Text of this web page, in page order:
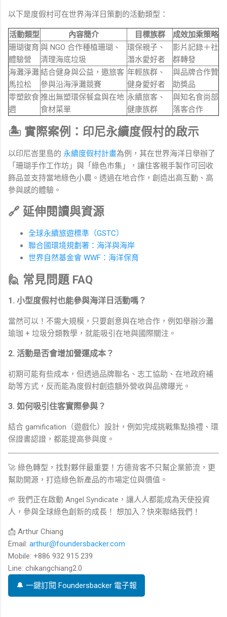
以下是度假村可在世界海洋日策劃的活動類型：
活動類型 內容簡介 目標族群
成效加乘策略
珊瑚復育
體驗營
與 NGO 合作種植珊瑚、
清理海底垃圾
環保親子、
潛水愛好者
影片記錄＋社
群轉發
海灘淨灘
馬拉松
結合健身與公益，邀旅客
參與沿海淨灘競賽
年輕族群、
健身愛好者
與品牌合作贊
助獎品
零塑飲食
週
推出無塑環保餐盒與在地
食材菜單
永續旅客、
健康族群
與知名食尚部
落客合作
🏝️ 實際案例：印尼永續度假村的啟示
以印尼峇里島的 永續度假村計畫為例，其在世界海洋日舉辦了
「珊瑚手作工作坊」與「綠色市集」，讓住客親手製作可回收
飾品並支持當地綠色小農。透過在地合作，創造出高互動、高
參與感的體驗。
🔗 延伸閱讀與資源
全球永續旅遊標準（GSTC）
聯合國環境規劃署：海洋與海岸
世界自然基金會 WWF：海洋保育
🙋 常見問題 FAQ
1. 小型度假村也能參與海洋日活動嗎？
當然可以！不需大規模，只要創意與在地合作，例如舉辦沙灘
瑜珈 + 垃圾分類教學，就能吸引在地與國際關注。
2. 活動是否會增加營運成本？
初期可能有些成本，但透過品牌聯名、志工協助、在地政府補
助等方式，反而能為度假村創造額外營收與品牌曝光。
3. 如何吸引住客實際參與？
結合 gamification（遊戲化）設計，例如完成挑戰集點換禮、環
保證書認證，都能提高參與度。
🚀 綠色轉型，找對夥伴最重要！方德背客不只幫企業節流，更
幫助開源，打造綠色新產品的市場定位與價值。
🌱 我們正在啟動 Angel Syndicate，讓人人都能成為天使投資
人，參與全球綠色創新的成長！ 想加入？快來聯絡我們！
📩 Arthur Chiang
Email: arthur@foundersbacker.com
Mobile: +886 932 915 239
Line: chikangchiang2.0
🔔 一鍵訂閱 Foundersbacker 電子報